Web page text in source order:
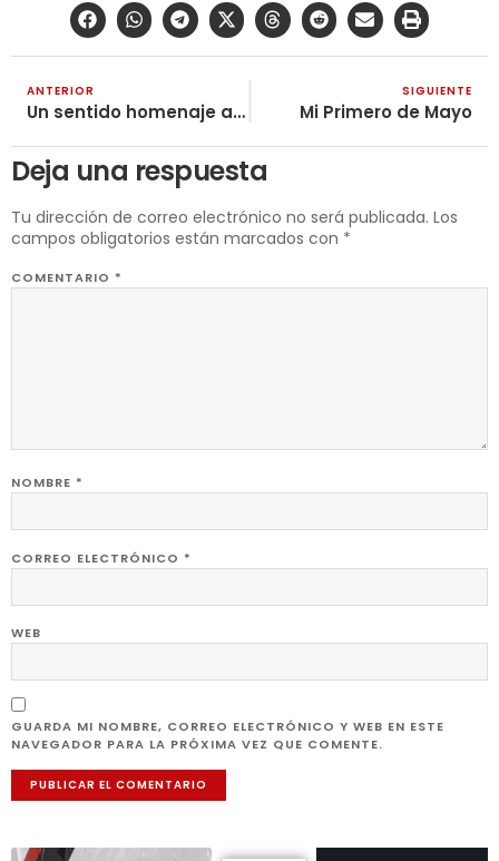
ANTERIOR
Un sentido homenaje a la “Flor del Trabajo en Colombia”
SIGUIENTE
Mi Primero de Mayo
Deja una respuesta
Tu dirección de correo electrónico no será publicada. Los
campos obligatorios están marcados con *
COMENTARIO *
NOMBRE *
CORREO ELECTRÓNICO *
WEB
GUARDA MI NOMBRE, CORREO ELECTRÓNICO Y WEB EN ESTE
NAVEGADOR PARA LA PRÓXIMA VEZ QUE COMENTE.